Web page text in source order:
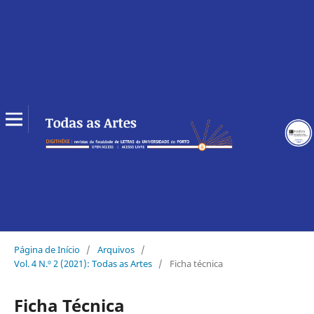
Página de Início / Arquivos /
Vol. 4 N.º 2 (2021): Todas as Artes / Ficha técnica
Ficha Técnica